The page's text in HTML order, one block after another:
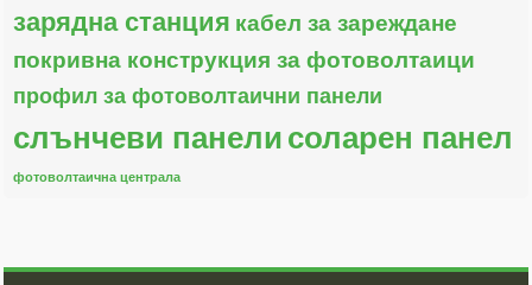
зарядна станция кабел за зареждане
покривна конструкция за фотоволтаици
профил за фотоволтаични панели
слънчеви панелисоларен панел
фотоволтаична централа